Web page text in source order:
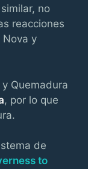
no
reacciones
Nova y
Quemadura
, por lo que
de
to